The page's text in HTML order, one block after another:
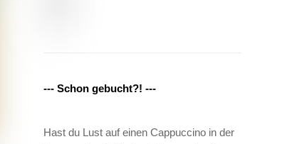
--- Schon gebucht?! ---
Hast du Lust auf einen Cappuccino in der